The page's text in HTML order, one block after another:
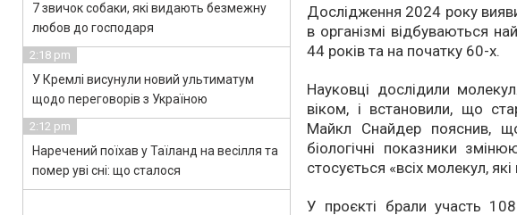
Дослідження 2024 року
в організмі відбуваються
44 років та на початку 60-х.
Науковці дослідили
віком, і встановили, що
Майкл Снайдер пояснив,
біологічні показники
стосується «всіх молекул,
У проєкті брали участь
7 звичок собаки, які видають безмежну
любов до господаря
2:18 pm
У Кремлі висунули новий ультиматум
щодо переговорів з Україною
2:12 pm
Наречений поїхав у Таїланд на весілля та
помер уві сні: що сталося